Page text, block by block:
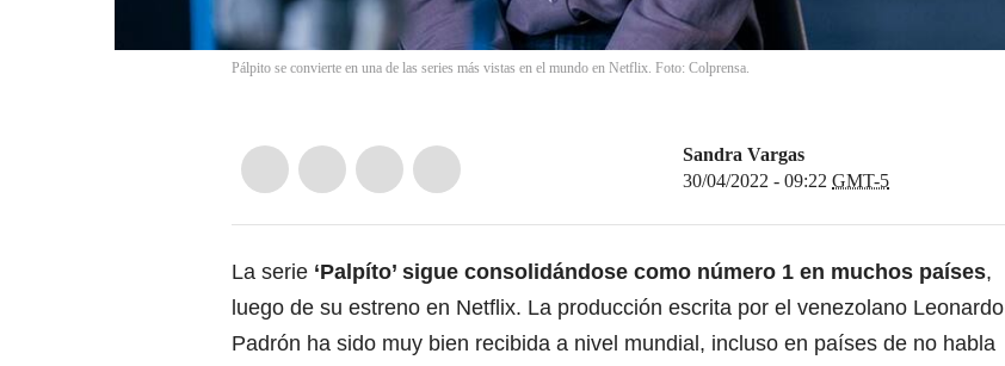
Pálpito se convierte en una de las series más vistas en el mundo en Netflix. Foto: Colprensa.
Sandra Vargas
30/04/2022 - 09:22 GMT-5
La serie ‘Palpíto’ sigue consolidándose como número 1 en muchos países,
luego de su estreno en Netflix. La producción escrita por el venezolano Leonardo
Padrón ha sido muy bien recibida a nivel mundial, incluso en países de no habla